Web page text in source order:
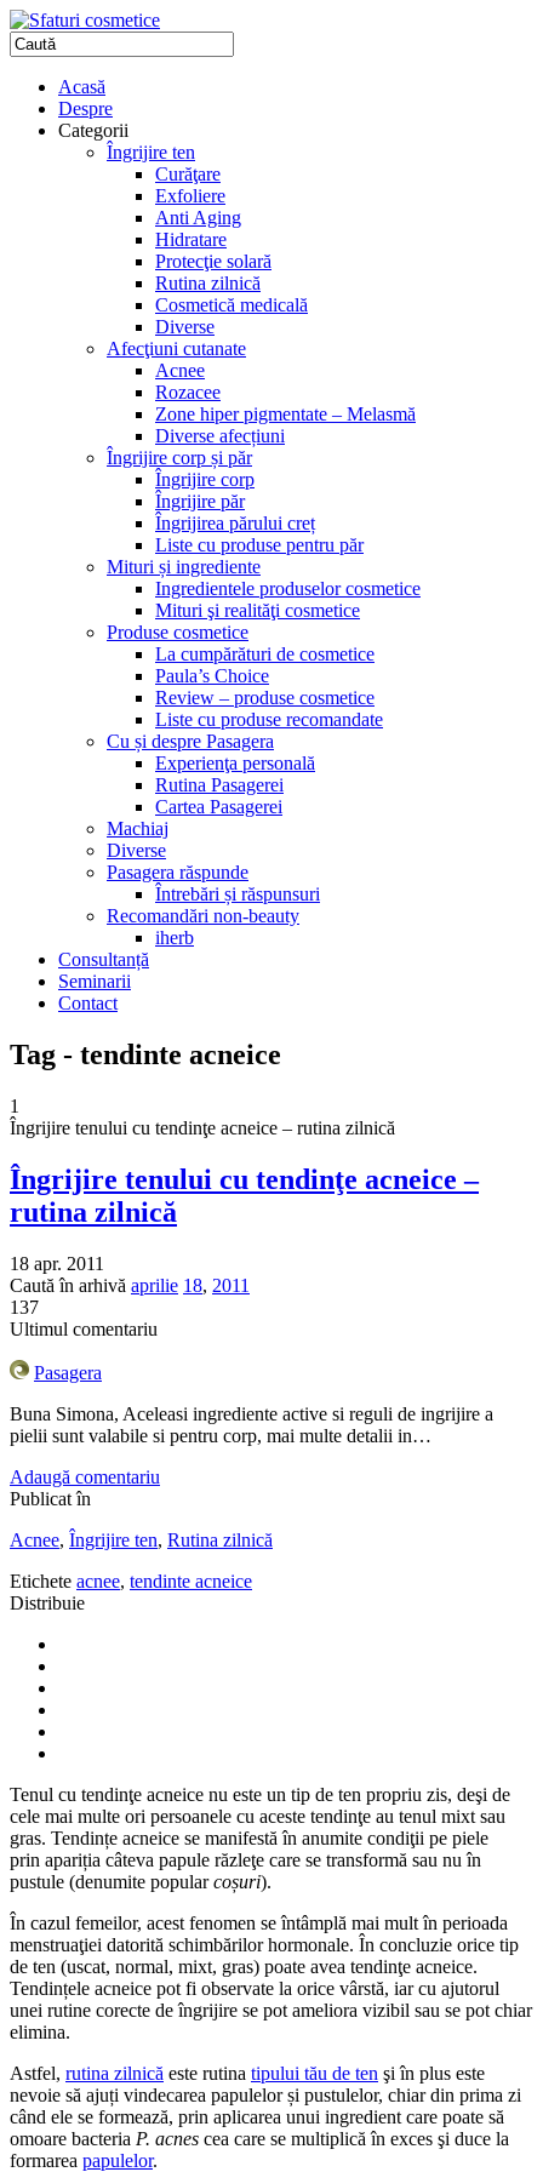
Acasă
Despre
Categorii
Îngrijire ten
Curăţare
Exfoliere
Anti Aging
Hidratare
Protecţie solară
Rutina zilnică
Cosmetică medicală
Diverse
Afecţiuni cutanate
Acnee
Rozacee
Zone hiper pigmentate – Melasmă
Diverse afecțiuni
Îngrijire corp și păr
Îngrijire corp
Îngrijire păr
Îngrijirea părului creț
Liste cu produse pentru păr
Mituri și ingrediente
Ingredientele produselor cosmetice
Mituri şi realităţi cosmetice
Produse cosmetice
La cumpărături de cosmetice
Paula’s Choice
Review – produse cosmetice
Liste cu produse recomandate
Cu și despre Pasagera
Experienţa personală
Rutina Pasagerei
Cartea Pasagerei
Machiaj
Diverse
Pasagera răspunde
Întrebări și răspunsuri
Recomandări non-beauty
iherb
Consultanță
Seminarii
Contact
Tag - tendinte acneice
1
Îngrijire tenului cu tendinţe acneice – rutina zilnică
Îngrijire tenului cu tendinţe acneice –
rutina zilnică
18 apr. 2011
Caută în arhivă aprilie 18, 2011
137
Ultimul comentariu
Pasagera
Buna Simona, Aceleasi ingrediente active si reguli de ingrijire a
pielii sunt valabile si pentru corp, mai multe detalii in…
Adaugă comentariu
Publicat în
Acnee, Îngrijire ten, Rutina zilnică
Etichete acnee, tendinte acneice
Distribuie
Tenul cu tendinţe acneice nu este un tip de ten propriu zis, deşi de
cele mai multe ori persoanele cu aceste tendinţe au tenul mixt sau
gras. Tendințe acneice se manifestă în anumite condiţii pe piele
prin apariția câteva papule răzleţe care se transformă sau nu în
pustule (denumite popularcoșuri).
În cazul femeilor, acest fenomen se întâmplă mai mult în perioada
menstruaţiei datorită schimbărilor hormonale. În concluzie orice tip
de ten (uscat, normal, mixt, gras) poate avea tendinţe acneice.
Tendințele acneice pot fi observate la orice vârstă, iar cu ajutorul
unei rutine corecte de îngrijire se pot ameliora vizibil sau se pot chiar
elimina.
Astfel, rutina zilnică este rutina tipului tău de ten şi în plus este
nevoie să ajuți vindecarea papulelor și pustulelor, chiar din prima zi
când ele se formează, prin aplicarea unui ingredient care poate să
omoare bacteria P. acnes cea care se multiplică în exces şi duce la
formarea papulelor.